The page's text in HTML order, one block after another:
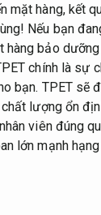
mặt hàng, kết
Nếu bạn
hàng bảo
chính là sự
bạn. TPET sẽ
lượng ổn
viên đúng
lớn mạnh